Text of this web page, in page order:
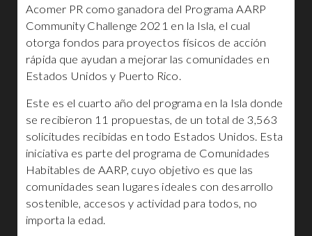
Acomer PR como ganadora del Programa AARP
Community Challenge 2021 en la Isla, el cual
otorga fondos para proyectos físicos de acción
rápida que ayudan a mejorar las comunidades en
Estados Unidos y Puerto Rico.
Este es el cuarto año del programa en la Isla donde
se recibieron 11 propuestas, de un total de 3,563
solicitudes recibidas en todo Estados Unidos. Esta
iniciativa es parte del programa de Comunidades
Habitables de AARP, cuyo objetivo es que las
comunidades sean lugares ideales con desarrollo
sostenible, accesos y actividad para todos, no
importa la edad.